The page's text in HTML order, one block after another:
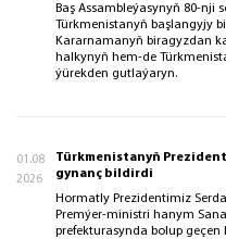
Baş Assambleýasynyň 80-nji
Türkmenistanyň başlangyjy
Kararnamanyň biragyzdan
halkynyň hem-de
ýürekden gutlaýaryn.
01.08
2026
Türkmenistanyň
gynanç bildirdi
Hormatly Prezidentimiz
Premýer-ministri hanym
prefekturasynda bolup